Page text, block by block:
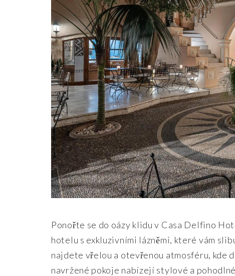
Ponořte se do oázy klidu v Casa Delfino
hotelu s exkluzivními lázněmi, které vám
najdete vřelou a otevřenou atmosféru, kde
navržené pokoje nabízejí stylové a